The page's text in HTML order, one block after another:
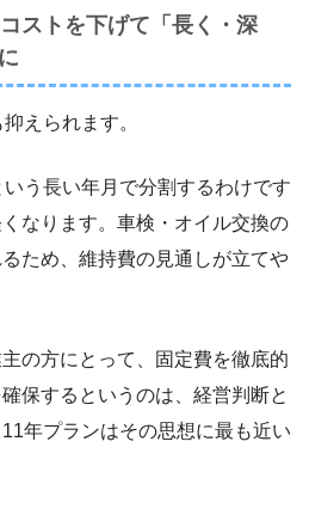
ストを下げて「長く・深
えられます。
う長い年月で分割するわけです
なります。車検・オイル交換の
ため、維持費の見通しが立てや
の方にとって、固定費を徹底的
保するというのは、経営判断と
年プランはその思想に最も近い